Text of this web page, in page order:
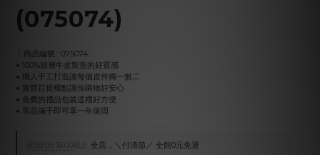
(075074)
︱商品編號 : 075074
▪︎ 100%頭層牛皮製造的好質感
▪︎ 職人手工打造讓每個皮件獨一無二
▪︎ 實體百貨櫃點讓你購物好安心
▪︎ 免費的禮品包裝送禮好方便
▪︎ 單品滿千即可享一年保固
全店，＼付清節／ 全館0元免運